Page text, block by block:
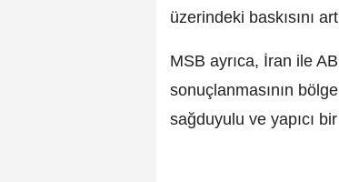
üzerindeki baskısını
MSB ayrıca, İran ile
sonuçlanmasının
sağduyulu ve yapıcı